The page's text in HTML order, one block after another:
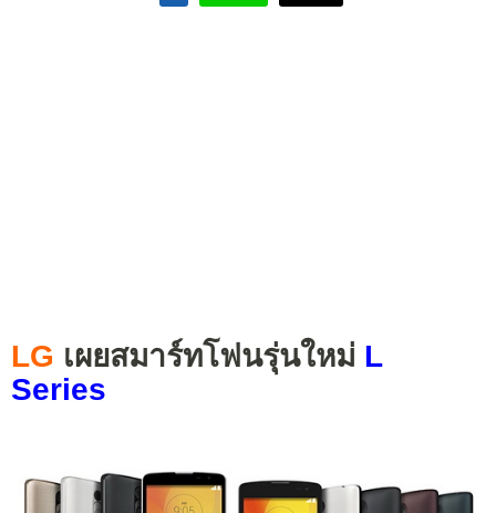
LG เผยสมาร์ทโฟนรุ่นใหม่ L
Series